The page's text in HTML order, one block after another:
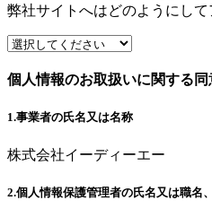
弊社サイトへはどのようにし
個人情報のお取扱いに関する同
1.事業者の氏名又は名称
株式会社イーディーエー
2.個人情報保護管理者の氏名又は職名